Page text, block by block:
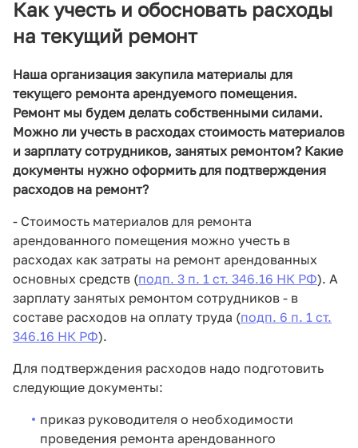
Как учесть и обосновать расходы
на текущий ремонт
Наша организация закупила материалы для
текущего ремонта арендуемого помещения.
Ремонт мы будем делать собственными силами.
Можно ли учесть в расходах стоимость материалов
и зарплату сотрудников, занятых ремонтом? Какие
документы нужно оформить для подтверждения
расходов на ремонт?
- Стоимость материалов для ремонта
арендованного помещения можно учесть в
расходах как затраты на ремонт арендованных
основных средств (подп. 3 п. 1 ст. 346.16 НК РФ). А
зарплату занятых ремонтом сотрудников - в
составе расходов на оплату труда (подп. 6 п. 1 ст.
346.16 НК РФ).
Для подтверждения расходов надо подготовить
следующие документы:
приказ руководителя о необходимости
проведения ремонта арендованного